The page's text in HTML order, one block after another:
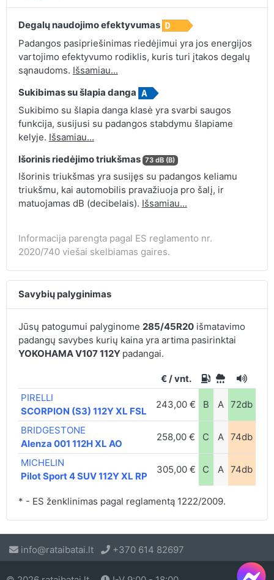
Degalų naudojimo efektyvumas
Padangos pasipriešinimas riedėjimui yra jos energijos
vartojimo efektyvumo rodiklis, kuris turi įtakos degalų
sąnaudoms. Išsamiau...
Sukibimas su šlapia danga
Sukibimo su šlapia danga klasė yra svarbi saugos
funkcija, susijusi su padangos stabdymu šlapiame
kelyje. Išsamiau...
Išorinis riedėjimo triukšmas 73 dB (B)
Išorinis triukšmas yra susijęs su padangos keliamu
triukšmu, kai automobilis pravažiuoja pro šalį, ir
matuojamas dB (decibelais). Išsamiau...
Informacija parengta pagal ES reglamento nr.
2020/740 viešai skelbiamas gaires.
Savybių palyginimas
Jūsų patogumui palyginome 285/45R20išmatavimo
padangų savybes kurių kaina yra artima pasirinktai
YOKOHAMA V107 112Y padangai.
€ / vnt.
PIRELLI
SCORPION (S3) 112Y XL FSL
243,00 € B A 72db
BRIDGESTONE
Alenza 001 112H XL AO
258,00 € C A 74db
MICHELIN
Pilot Sport 4 SUV 112Y XL RP
305,00 € C A 74db
* - ES ženklinimas pagal reglamentą 1222/2009.
info@rataibatai.lt +370 614 82697